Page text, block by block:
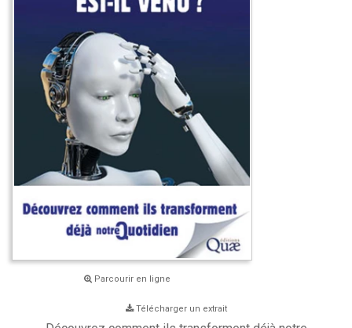
Parcourir en ligne
Télécharger un extrait